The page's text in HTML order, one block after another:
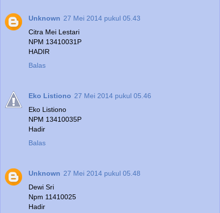
Unknown 27 Mei 2014 pukul 05.43
Citra Mei Lestari
NPM 13410031P
HADIR
Balas
Eko Listiono 27 Mei 2014 pukul 05.46
Eko Listiono
NPM 13410035P
Hadir
Balas
Unknown 27 Mei 2014 pukul 05.48
Dewi Sri
Npm 11410025
Hadir